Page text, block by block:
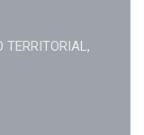
TERRITORIAL,